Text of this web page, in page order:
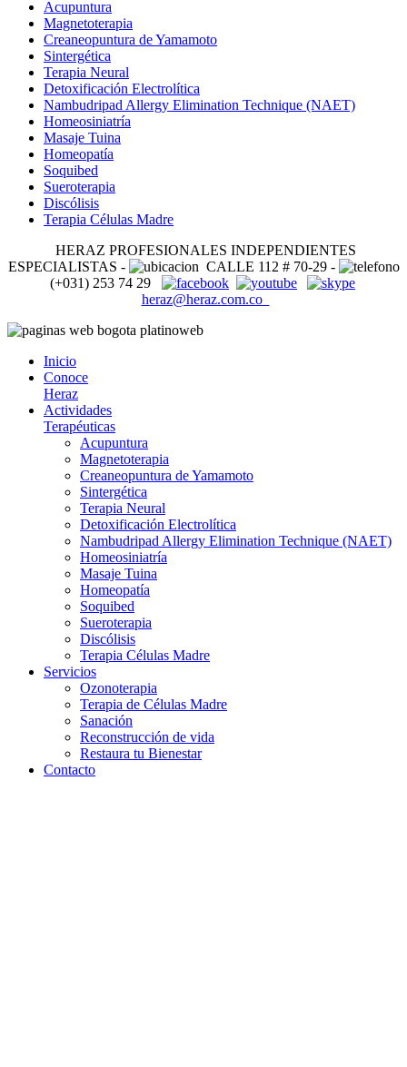
Acupuntura
Magnetoterapia
Creaneopuntura de Yamamoto
Sintergética
Terapia Neural
Detoxificación Electrolítica
Nambudripad Allergy Elimination Technique (NAET)
Homeosiniatría
Masaje Tuina
Homeopatía
Soquibed
Sueroterapia
Discólisis
Terapia Células Madre
HERAZ PROFESIONALES INDEPENDIENTES
ESPECIALISTAS -
CALLE 112 # 70-29 -
(+031) 253 74 29
heraz@heraz.com.co
Inicio
Conoce
Heraz
Actividades
Terapéuticas
Acupuntura
Magnetoterapia
Creaneopuntura de Yamamoto
Sintergética
Terapia Neural
Detoxificación Electrolítica
Nambudripad Allergy Elimination Technique (NAET)
Homeosiniatría
Masaje Tuina
Homeopatía
Soquibed
Sueroterapia
Discólisis
Terapia Células Madre
Servicios
Ozonoterapia
Terapia de Células Madre
Sanación
Reconstrucción de vida
Restaura tu Bienestar
Contacto